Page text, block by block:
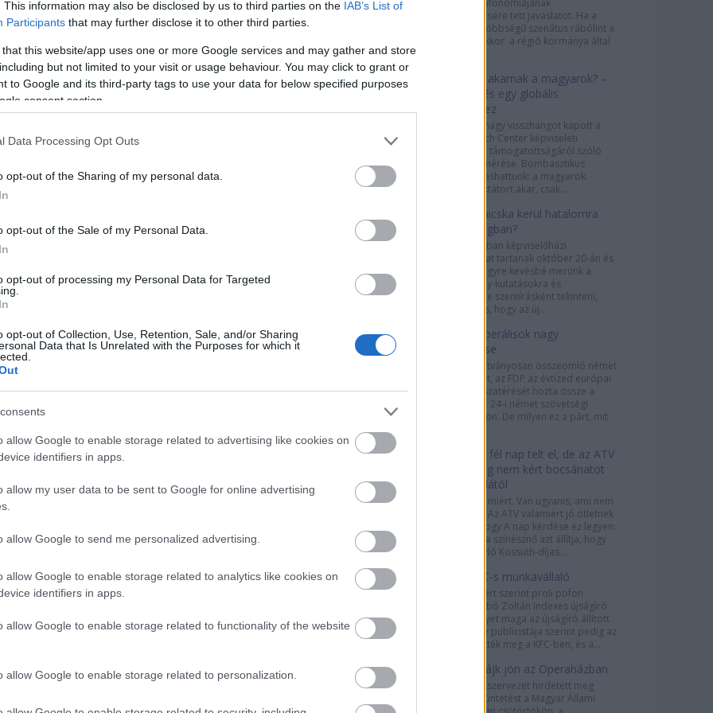
This information may also be disclosed by us to third parties on the IAB’s List of
Participants that may further disclose it to other third parties.
that this website/app uses one or more Google services and may gather and store
but not limited to your visit or usage behaviour. You may click to grant or
to Google and its third-party tags to use your data for below specified purposes
consent section.
Data Processing Opt Outs
opt-out of the Sharing of my personal data.
opt-out of the Sale of my Personal Data.
opt-out of processing my Personal Data for Targeted
opt-out of Collection, Use, Retention, Sale, and/or Sharing
Data that Is Unrelated with the Purposes for which it
allow Google to enable storage related to advertising like cookies on
identifiers in apps.
allow my user data to be sent to Google for online advertising
allow Google to send me personalized advertising.
allow Google to enable storage related to analytics like cookies on
identifiers in apps.
allow Google to enable storage related to functionality of the website
allow Google to enable storage related to personalization.
a társadalmi nyomás (igény) a vallásos
ne kerüljenek számukra nehéz
botlani a kórház folyósóján, aki abortuszra
a hírrel – ezekkel a tényekkel – a probléma,
pozitívak? És most elsősorban nem a két
betegek részéről is igen nagy az igény a
erőteljes az igény a kevésbé medikalizált
koncepciója, annak
fejlesztési összeg odaítélésére, anélkül,
valóban mire érdemes pénzt kiadni.
is mérlegelve - újabb szülészeti osztályt
osztályt fejleszteni
abortuszt, hogy közben erre területi
abortuszt-kérdést félig-meddig gumicsontnak a
a jelen jogszabályi környezetben nem lehet
Így – optimista feltételezéseim szerint és
üzenet. Az egyházi fenntartónak adunk pénzt –
hozzá források az állami finanszírozáson
Katalónia autonómiájának
felfüggesztésére tett javaslatot. Ha a
jobboldali többségű szenátus rábólint a
döntésre, akkor a régió kormánya által
Diktatúrát akarnak a magyarok? –
megjegyzés egy globális
felméréshez
A sajtóban nagy visszhangot kapott a
Pew Research Center képviseleti
demokrácia támogatottságáról szóló
globális felmérése. Bombasztikus
címeket olvashattunk: a magyarok
negyede diktátort akar, csak...
A helyi Simicska kerül hatalomra
Csehországban?
Csehországban képviselőházi
választásokat tartanak október 20-án és
21-én. Bár egyre kevésbé merünk a
közvélemény-kutatásokra és
felmérésekre szentírásként tekinteni,
szinte biztos, hogy az új...
A német liberálisok nagy
visszatérése
A 2013-ra látványosan összeomló német
liberális párt, az FDP az évtized európai
politikai visszatérését hozta össze a
szeptember 24-i német szövetségi
választásokon. De milyen ez a párt, mit
Több mint fél nap telt el, de az ATV
még mindig nem kért bocsánatot
Sárosdi Lillától
Pedig lenne miért. Van ugyanis, ami nem
hit kérdése. Az ATV valamiért jó ötletnek
gondolta, hogy A nap kérdése ez legyen:
„Sárosdi Lilla színésznő azt állítja, hogy
Marton László Kossuth-díjas...
Je suis KFC-s munkavállaló
Puzsér Róbert szerint proli pofon
csattant Szabó Zoltán Indexes újságíró
arcán, amelyet maga az újságíró állított
elő. A Fidesz publicistája szerint pedig az
Indexet ütötték meg a KFC-ben, és a...
Újabb sztrájk jön az Operaházban
Három szakszervezet hirdetett meg
munkabeszüntetést a Magyar Állami